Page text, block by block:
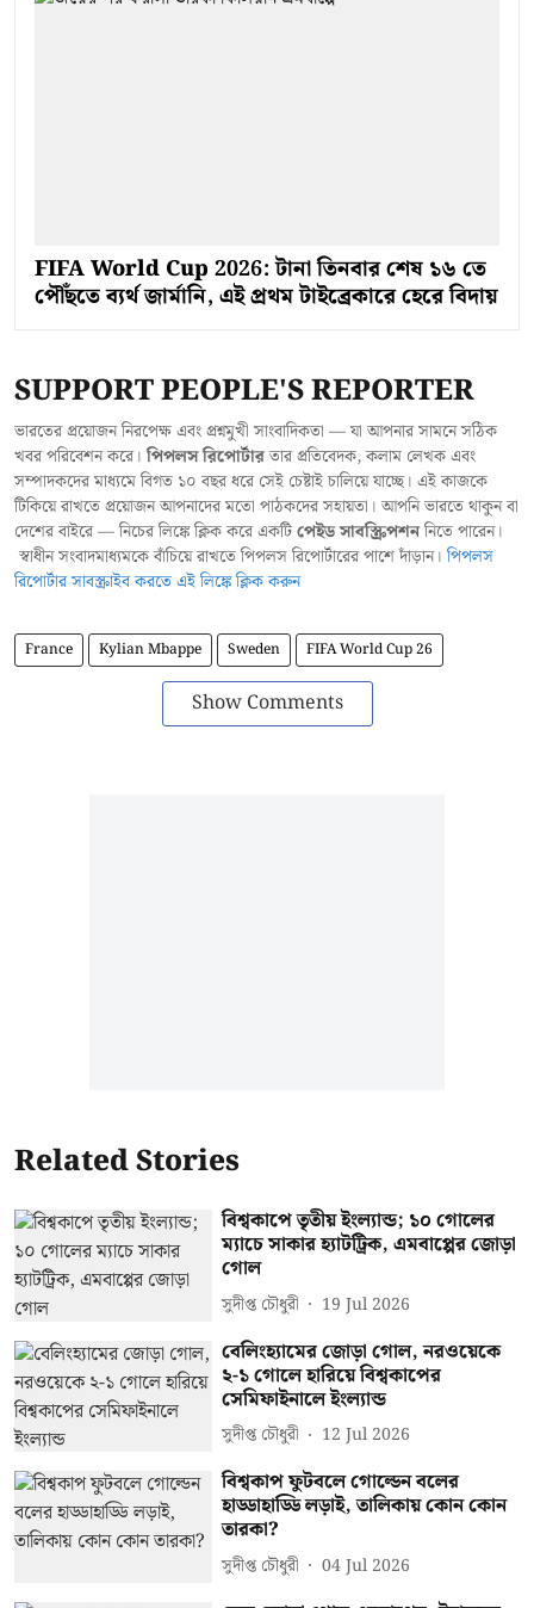
FIFA World Cup 2026: টানা তিনবার শেষ ১৬ তে
পৌঁছতে ব্যর্থ জার্মানি, এই প্রথম টাইব্রেকারে হেরে বিদায়
SUPPORT PEOPLE'S REPORTER
ভারতের প্রয়োজন নিরপেক্ষ এবং প্রশ্নমুখী সাংবাদিকতা — যা আপনার সামনে সঠিক
খবর পরিবেশন করে।পিপলস রিপোর্টারতার প্রতিবেদক, কলাম লেখক এবং
সম্পাদকদের মাধ্যমে বিগত ১০ বছর ধরে সেই চেষ্টাই চালিয়ে যাচ্ছে। এই কাজকে
টিকিয়ে রাখতে প্রয়োজন আপনাদের মতো পাঠকদের সহায়তা। আপনি ভারতে থাকুন বা
দেশের বাইরে — নিচের লিঙ্কে ক্লিক করে একটিপেইড সাবস্ক্রিপশননিতে পারেন।
স্বাধীন সংবাদমাধ্যমকে বাঁচিয়ে রাখতে পিপলস রিপোর্টারের পাশে দাঁড়ান।পিপলস
রিপোর্টার সাবস্ক্রাইব করতে এই লিঙ্কে ক্লিক করুন
France Kylian Mbappe Sweden FIFA World Cup 26
Show Comments
Related Stories
বিশ্বকাপে তৃতীয় ইংল্যান্ড; ১০ গোলের
ম্যাচে সাকার হ্যাটট্রিক, এমবাপ্পের জোড়া
গোল
সুদীপ্ত চৌধুরী 19 Jul 2026
বেলিংহ্যামের জোড়া গোল, নরওয়েকে
২-১ গোলে হারিয়ে বিশ্বকাপের
সেমিফাইনালে ইংল্যান্ড
সুদীপ্ত চৌধুরী 12 Jul 2026
বিশ্বকাপ ফুটবলে গোল্ডেন বলের
হাড্ডাহাড্ডি লড়াই, তালিকায় কোন কোন
তারকা?
সুদীপ্ত চৌধুরী 04 Jul 2026